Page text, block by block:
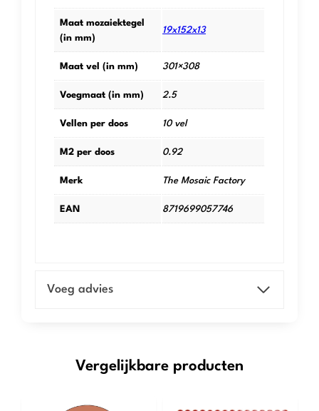
Maat mozaiektegel
(in mm)
19x152x13
Maat vel (in mm) 301×308
Voegmaat (in mm) 2.5
Vellen per doos 10 vel
M2 per doos 0.92
Merk The Mosaic Factory
EAN 8719699057746
Voeg advies
Vergelijkbare producten